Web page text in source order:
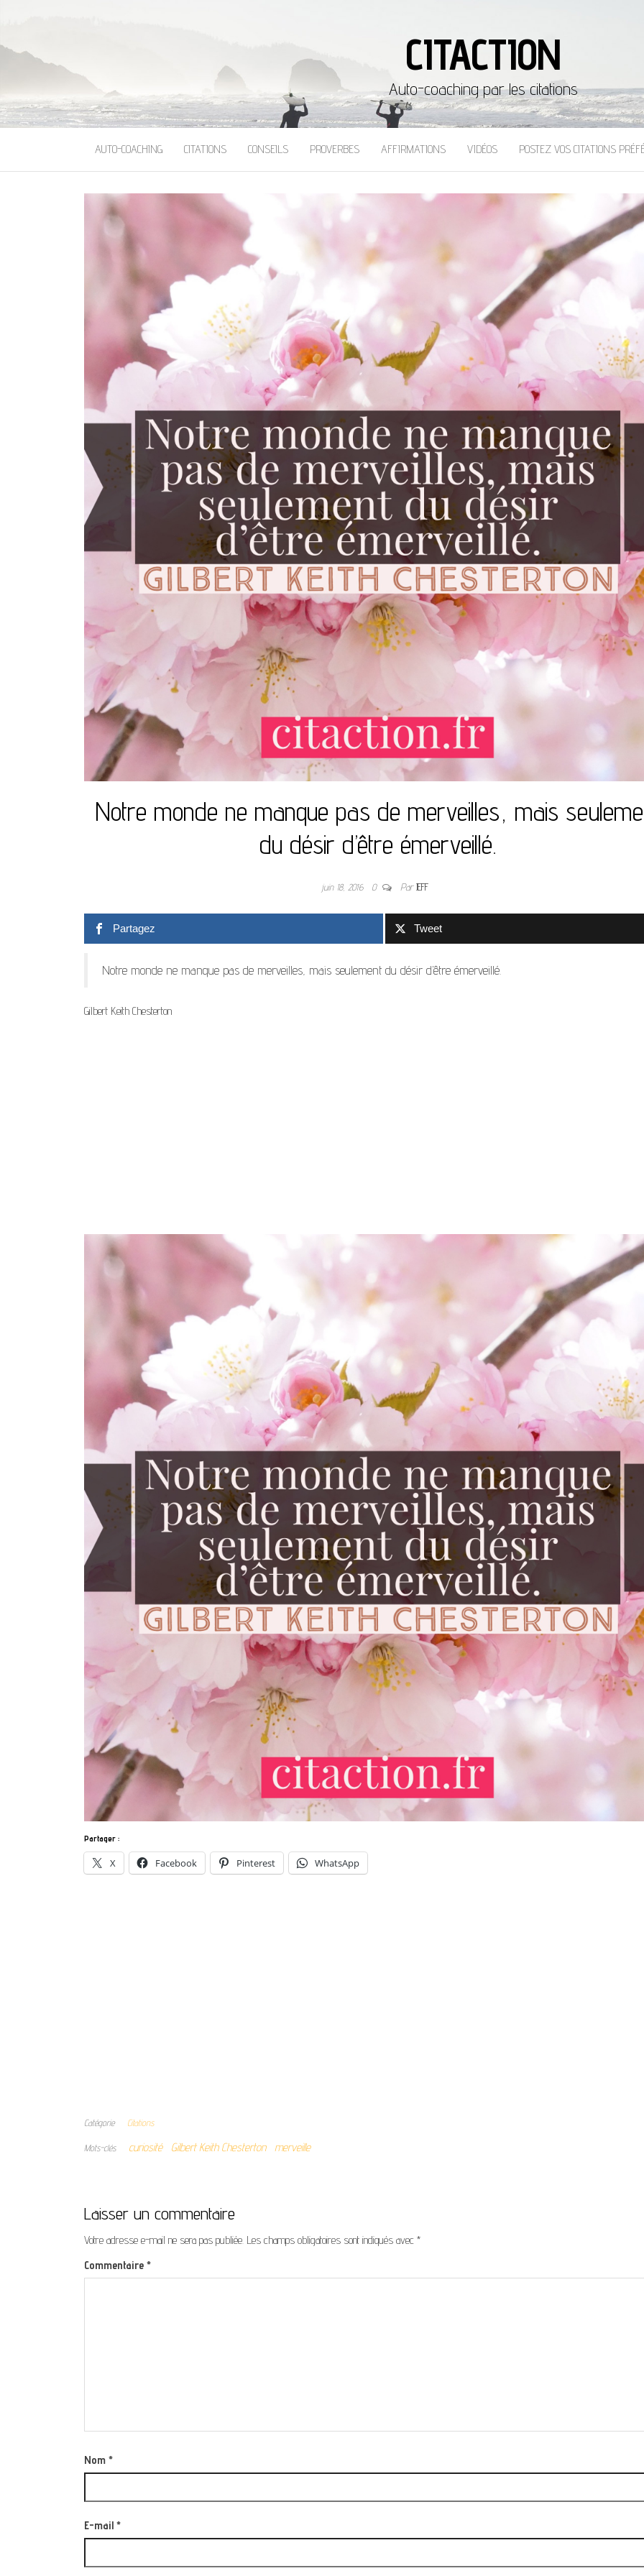
CITACTION
Auto-coaching par les citations
AUTO-COACHING CITATIONS CONSEILS PROVERBES AFFIRMATIONS VIDÉOS POSTEZ VOS CITATIONS
Notre monde ne manque pas de merveilles, mais
du désir d’être émerveillé.
juin 18, 2016 0 ParJEFF
Partagez Tweet
Notre monde ne manque pas de merveilles, mais seulement du désir d’être émerveillé.
Gilbert Keith Chesterton
Partager :
X Facebook Pinterest WhatsApp
Catégorie Citations
Mots-clés curiosité Gilbert Keith Chesterton merveille
Laisser un commentaire
Votre adresse e-mail ne sera pas publiée. Les champs obligatoires sont indiqués avec *
Commentaire *
Nom *
E-mail *